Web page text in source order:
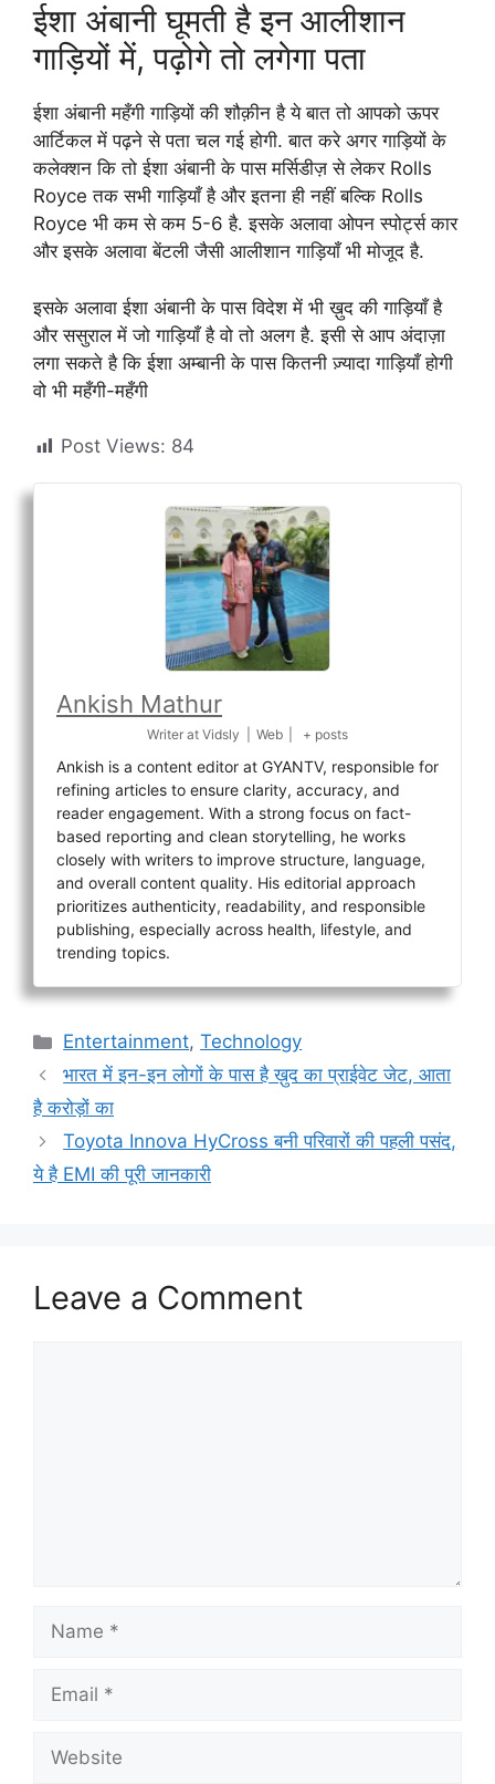
ईशा अंबानी घूमती है इन आलीशान
गाड़ियों में, पढ़ोगे तो लगेगा पता
ईशा अंबानी महँगी गाड़ियों की शौक़ीन है ये बात तो आपको ऊपर
आर्टिकल में पढ़ने से पता चल गई होगी. बात करे अगर गाड़ियों के
कलेक्शन कि तो ईशा अंबानी के पास मर्सिडीज़ से लेकर Rolls
Royce तक सभी गाड़ियाँ है और इतना ही नहीं बल्कि Rolls
Royce भी कम से कम 5-6 है. इसके अलावा ओपन स्पोर्ट्स कार
और इसके अलावा बेंटली जैसी आलीशान गाड़ियाँ भी मोजूद है.
इसके अलावा ईशा अंबानी के पास विदेश में भी ख़ुद की गाड़ियाँ है
और ससुराल में जो गाड़ियाँ है वो तो अलग है. इसी से आप अंदाज़ा
लगा सकते है कि ईशा अम्बानी के पास कितनी ज़्यादा गाड़ियाँ होगी
वो भी महँगी-महँगी
Post Views: 84
Ankish Mathur
Writer at Vidsly Web + posts
Ankish is a content editor at GYANTV, responsible for
refining articles to ensure clarity, accuracy, and
reader engagement. With a strong focus on fact-
based reporting and clean storytelling, he works
closely with writers to improve structure, language,
and overall content quality. His editorial approach
prioritizes authenticity, readability, and responsible
publishing, especially across health, lifestyle, and
trending topics.
Categories
Entertainment,Technology
भारत में इन-इन लोगों के पास है ख़ुद का प्राईवेट जेट, आता
है करोड़ों का
Toyota Innova HyCross बनी परिवारों की पहली पसंद,
ये है EMI की पूरी जानकारी
Leave a Comment
Name
Email
Website